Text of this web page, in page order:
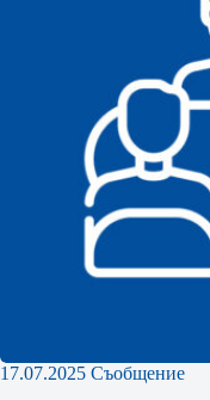
17.07.2025 Съобщение